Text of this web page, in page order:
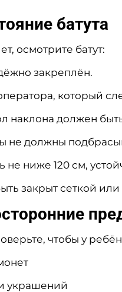
батута
осмотрите батут:
закреплён.
который
наклона должен
не должны
не ниже 120 см,
закрыт сеткой
чтобы у
украшений